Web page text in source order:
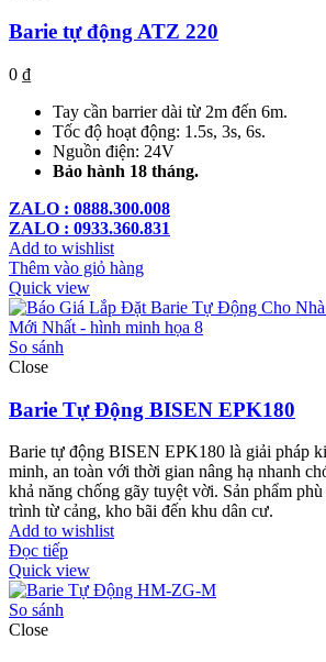
Barie tự động ATZ 220
0 ₫
Tay cần barrier dài từ 2m đến 6m.
Tốc độ hoạt động: 1.5s, 3s, 6s.
Nguồn điện: 24V
Bảo hành 18 tháng.
ZALO : 0888.300.008
ZALO : 0933.360.831
Add to wishlist
Thêm vào giỏ hàng
Quick view
So sánh
Close
Barie Tự Động BISEN EPK180
Barie tự động BISEN EPK180 là giải pháp
minh, an toàn với thời gian nâng hạ nhanh
khả năng chống gãy tuyệt vời. Sản phẩm
trình từ cảng, kho bãi đến khu dân cư.
Add to wishlist
Đọc tiếp
Quick view
So sánh
Close